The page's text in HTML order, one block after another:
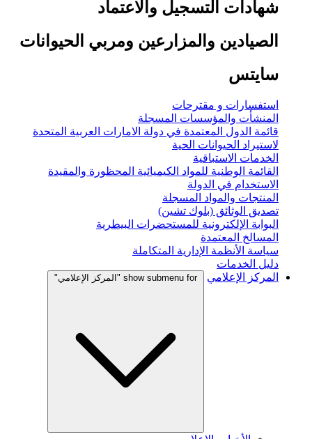
شهادات التسجيل والاعتماد
الصيادين والمزارعين ومربي الحيوانات
سايتس
استفسارات و مقترحات
المنشأت والمؤسسات المسجلة
قائمة الدول المعتمدة في دولة الامارات العربية المتحدة
لاستيراد الحيوانات الحية
الخدمات الاستباقية
القائمة الوطنية للمواد الكيميائية المحظورة والمقيدة
الاستخدام في الدولة
المنتجات والمواد المسجلة
تصديق الوثائق (بلوك تشين)
البوابة الإلكترونية للمستحضرات البيطرية
المسالخ المعتمدة
سياسة الأنظمة الإدارية المتكاملة
دليل الخدمات
المركز الإعلامي
show submenu for "المركز الإعلامي"